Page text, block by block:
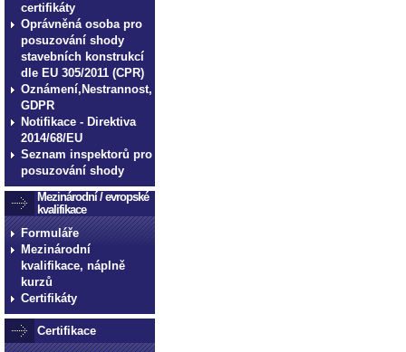
certifikáty
Oprávněná osoba pro
posuzování shody
stavebních konstrukcí
dle EU 305/2011 (CPR)
Oznámení,Nestrannost,
GDPR
Notifikace - Direktiva
2014/68/EU
Seznam inspektorů pro
posuzování shody
Mezinárodní / evropské
kvalifikace
Formuláře
Mezinárodní
kvalifikace, náplně
kurzů
Certifikáty
Certifikace